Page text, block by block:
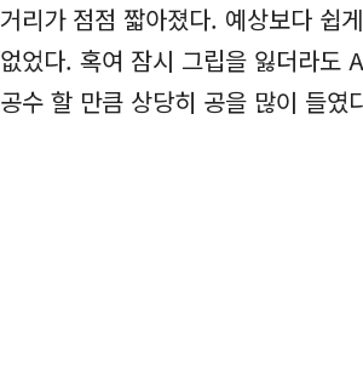
리가 점점 짧아졌다. 예상보다 쉽
었다. 혹여 잠시 그립을 잃더라도
수 할 만큼 상당히 공을 많이 들였